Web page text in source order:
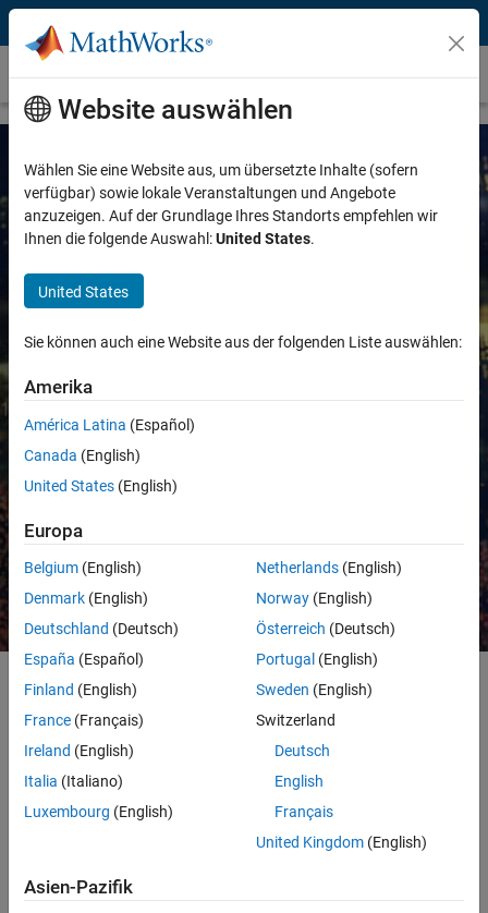
Weiter zum Inhalt
Quantitatives Finanz- und Risikomanagement
MATLAB für Machine Learning im
Finanzwesen
Erkennen Sie versteckte Muster und erstellen
Sie prädiktive Modelle mit Finanz- und
Quants und Finanzdatenspezialisten nutzen MATLAB zur
Entwicklung und zum Einsatz verschiedener Machine Learning-
Trading, Vermögensallokation, Stimmungsanalyse, Kreditanalyse
und Betrugserkennung. MATLAB vereinfacht Machine Learning
Point-und-Klick-Apps zum
Modellen
Website auswählen
Wählen Sie eine Website aus, um übersetzte Inhalte (sofern
verfügbar) sowie lokale Veranstaltungen und Angebote
anzuzeigen. Auf der Grundlage Ihres Standorts empfehlen wir
Ihnen die folgende Auswahl:United States.
United States
Sie können auch eine Website aus der folgenden Liste auswählen:
Amerika
América Latina (Español)
Canada (English)
United States (English)
Europa
Belgium (English)
Denmark (English)
Deutschland (Deutsch)
España (Español)
Finland (English)
France (Français)
Ireland (English)
Italia (Italiano)
Luxembourg (English)
Netherlands(English)
Norway(English)
Österreich (Deutsch)
Portugal (English)
Sweden (English)
Switzerland
Deutsch
English
Français
United Kingdom(English)
Asien-Pazifik